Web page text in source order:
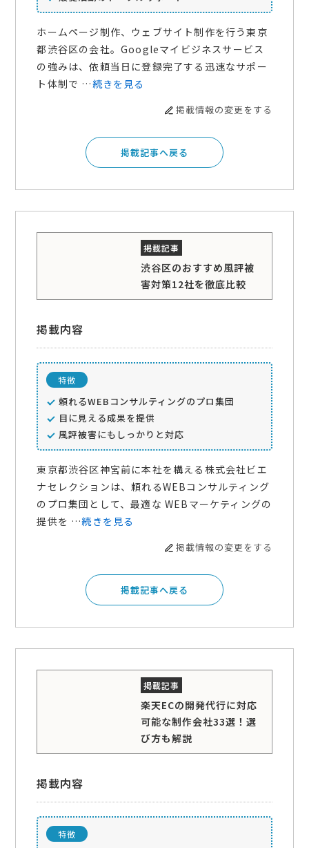
ホームページ制作、ウェブサイト制作を行う東京
都渋谷区の会社。Googleマイビジネスサービス
の強みは、依頼当日に登録完了する迅速なサポー
ト体制で …続きを見る
掲載情報の変更をする
掲載記事へ戻る
渋谷区のおすすめ風評被
害対策12社を徹底比較
掲載内容
特徴
頼れるWEBコンサルティングのプロ集団
目に見える成果を提供
風評被害にもしっかりと対応
東京都渋谷区神宮前に本社を構える株式会社ビエ
ナセレクションは、頼れるWEBコンサルティング
のプロ集団として、最適な WEBマーケティングの
提供を …続きを見る
掲載情報の変更をする
掲載記事へ戻る
楽天ECの開発代行に対応
可能な制作会社33選！選
び方も解説
掲載内容
特徴